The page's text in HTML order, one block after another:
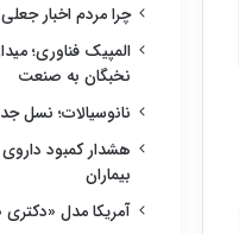
چرا مردم اخبار
المپیک فناوری؛
نخبگان به صنعت
نانوسیالات؛ نسل
هشدار کمبود
بیماران
آمریکا مدل